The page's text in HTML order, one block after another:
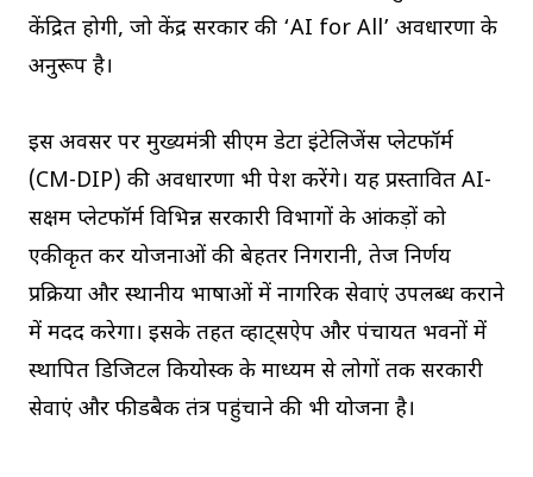
केंद्रित होगी, जो केंद्र सरकार की ‘AI for All’ अवधारणा के
अनुरूप है।
इस अवसर पर मुख्यमंत्री सीएम डेटा इंटेलिजेंस प्लेटफॉर्म
(CM-DIP) की अवधारणा भी पेश करेंगे। यह प्रस्तावित AI-
सक्षम प्लेटफॉर्म विभिन्न सरकारी विभागों के आंकड़ों को
एकीकृत कर योजनाओं की बेहतर निगरानी, तेज निर्णय
प्रक्रिया और स्थानीय भाषाओं में नागरिक सेवाएं उपलब्ध कराने
में मदद करेगा। इसके तहत व्हाट्सऐप और पंचायत भवनों में
स्थापित डिजिटल कियोस्क के माध्यम से लोगों तक सरकारी
सेवाएं और फीडबैक तंत्र पहुंचाने की भी योजना है।